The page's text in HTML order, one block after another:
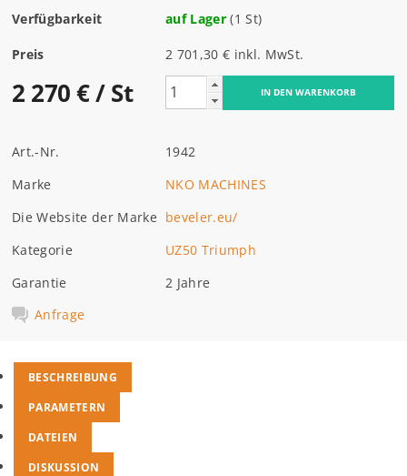
Verfügbarkeit auf Lager (1 St)
Preis 2 701,30 € inkl. MwSt.
2 270 €/ St
Art.-Nr.
1942
Marke
NKO MACHINES
Die Website der Marke beveler.eu/
Kategorie
UZ50 Triumph
Garantie
2 Jahre
Anfrage
BESCHREIBUNG
PARAMETERN
DATEIEN
DISKUSSION